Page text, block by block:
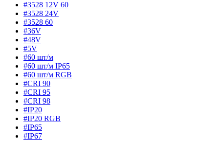
#3528 12V 60
#3528 24V
#3528 60
#36V
#48V
#5V
#60 шт/м
#60 шт/м IP65
#60 шт/м RGB
#CRI 90
#CRI 95
#CRI 98
#IP20
#IP20 RGB
#IP65
#IP67